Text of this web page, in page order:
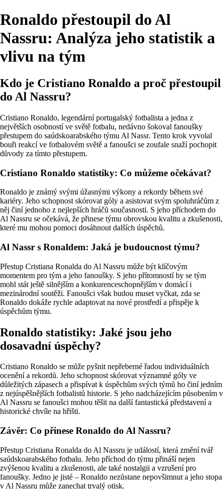
Ronaldo přestoupil do Al
Nassru: Analýza jeho statistik a
vlivu na tým
Kdo je Cristiano Ronaldo a proč přestoupil
do Al Nassru?
Cristiano Ronaldo, legendární portugalský fotbalista a jedna z
největších osobností ve světě fotbalu, nedávno šokoval fanoušky
přestupem do saúdskoarabského týmu Al Nassr. Tento krok vyvolal
bouři reakcí ve fotbalovém světě a fanoušci se zoufale snaží pochopit
důvody za tímto přestupem.
Cristiano Ronaldo statistiky: Co můžeme očekávat?
Ronaldo je známý svými úžasnými výkony a rekordy během své
kariéry. Jeho schopnost skórovat góly a asistovat svým spoluhráčům z
něj činí jednoho z nejlepších hráčů současnosti. S jeho příchodem do
Al Nassru se očekává, že přinese týmu obrovskou kvalitu a zkušenosti,
které mu mohou pomoci dosáhnout dalších úspěchů.
Al Nassr s Ronaldem: Jaká je budoucnost týmu?
Přestup Cristiana Ronalda do Al Nassru může být klíčovým
momentem pro tým a jeho fanoušky. S jeho přítomností by se tým
mohl stát ještě silnějším a konkurenceschopnějším v domácí i
mezinárodní soutěži. Fanoušci však budou muset vyčkat, zda se
Ronaldo dokáže rychle adaptovat na nové prostředí a přispěje k
úspěchům týmu.
Ronaldo statistiky: Jaké jsou jeho
dosavadní úspěchy?
Cristiano Ronaldo se může pyšnit nepřeberné řadou individuálních
ocenění a rekordů. Jeho schopnost skórovat významné góly ve
důležitých zápasech a přispívat k úspěchům svých týmů ho činí jedním
z nejúspěšnějších fotbalistů historie. S jeho nadcházejícím působením v
Al Nassru se fanoušci mohou těšit na další fantastická představení a
historické chvíle na hřišti.
Závěr: Co přinese Ronaldo do Al Nassru?
Přestup Cristiana Ronalda do Al Nassru je událostí, která změní tvář
saúdskoarabského fotbalu. Jeho příchod do týmu přináší nejen
zvýšenou kvalitu a zkušenosti, ale také nostalgii a vzrušení pro
fanoušky. Jedno je jisté – Ronaldo nezůstane nepovšimnut a jeho stopa
v Al Nassru může zanechat trvalý otisk.